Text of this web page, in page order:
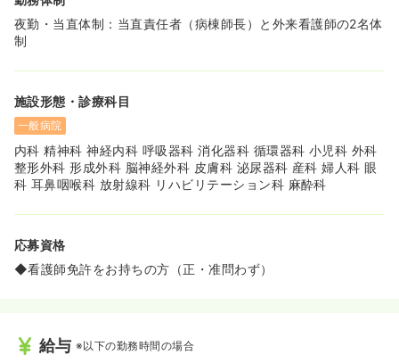
いきたい看護師様大歓迎です！
◆新人研修・各部署毎の研修・各種研修会への参加等、の
要な知識と技術を身につけるための取り組みを法人全体で
サポートしますので、これからしっかりと経験を積んで行
きた看護師様も安心してご就労を頂けます！
◆また各部署での定期的な研修の他、全体研修を実施して
います。職種の垣根なく様々な職種のスタッフが意見交換
をし、情報を共有し、多職種連携を深めるよう努めており
《福利厚生充実しております★》
◆いわき駅から徒歩10分と駅チカで、かつ通勤もご負担な
く対応頂けます！
護師様大歓迎です！
夜勤・当直体制：当直責任者（病棟師長）と外来看護師の2名体
制
施設形態・診療科目
一般病院
内科 精神科 神経内科 呼吸器科 消化器科 循環器科 小児科 外科
整形外科 形成外科 脳神経外科 皮膚科 泌尿器科 産科 婦人科 眼
科 耳鼻咽喉科 放射線科 リハビリテーション科 麻酔科
応募資格
◆看護師免許をお持ちの方（正・准問わず）
給与 ※以下の勤務時間の場合